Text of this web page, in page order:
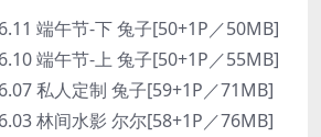
端午节-下 兔子[50+1P／50MB]
端午节-上 兔子[50+1P／55MB]
私人定制 兔子[59+1P／71MB]
林间水影 尔尔[58+1P／76MB]